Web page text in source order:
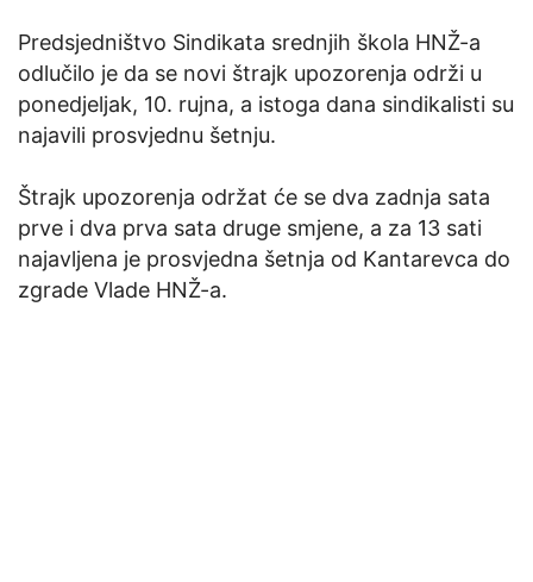
Predsjedništvo Sindikata srednjih škola HNŽ-a
odlučilo je da se novi štrajk upozorenja održi u
ponedjeljak, 10. rujna, a istoga dana sindikalisti su
najavili prosvjednu šetnju.
Štrajk upozorenja održat će se dva zadnja sata
prve i dva prva sata druge smjene, a za 13 sati
najavljena je prosvjedna šetnja od Kantarevca do
zgrade Vlade HNŽ-a.